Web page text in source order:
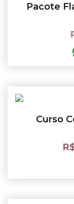
Pacote
Curso